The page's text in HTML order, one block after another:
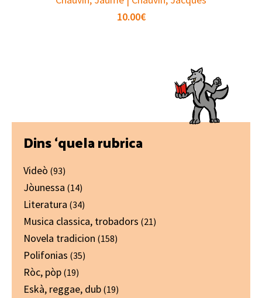
10.00€
Primary
Sidebar
Dins ‘quela rubrica
Videò (93)
Jòunessa (14)
Literatura (34)
Musica classica, trobadors (21)
Novela tradicion (158)
Polifonias (35)
Ròc, pòp (19)
Eskà, reggae, dub (19)